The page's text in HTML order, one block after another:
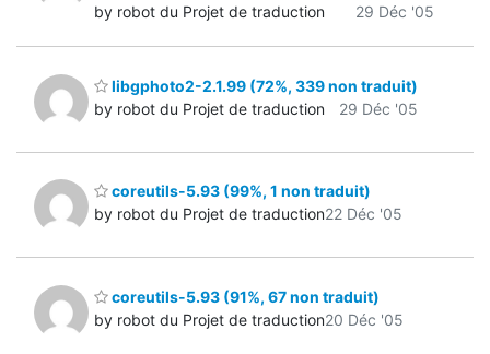
by robot du Projet de traduction
29 Déc '05
libgphoto2-2.1.99 (72%, 339 non traduit)
by robot du Projet de traduction
29 Déc '05
coreutils-5.93 (99%, 1 non traduit)
by robot du Projet de traduction22 Déc '05
coreutils-5.93 (91%, 67 non traduit)
by robot du Projet de traduction20 Déc '05